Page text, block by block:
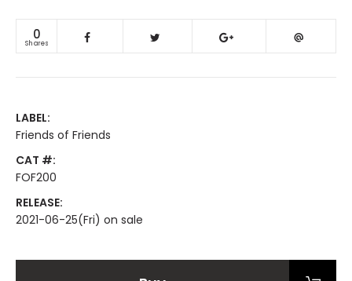
0
Shares
LABEL:
Friends of Friends
CAT #:
FOF200
RELEASE:
2021-06-25(Fri) on sale